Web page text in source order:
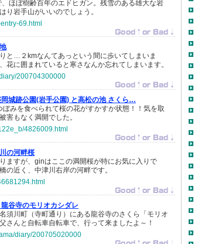
ほぼ樹齢百年のエドヒガン。残雪のある雄大な岩
り岩手山がいいのでしょう。
69.html
と…２kmなんてあっという間に歩いてしまいま
花に囲まれていると寒さなんか忘れてしまいます。
200704300000
岡城跡公園(岩手公園) と高松の池 さくら…
みを食べられて桜の花がすかすか状態！！気を取
害もなく満開でした。
4826009.html
の河畔桜
ますが、ginはここの満開桜が特にお気に入りで
の近く、中津川右岸の河畔です。
龍谷寺のモリオカシダレ
須川町（寺町通り）にある龍谷寺のさくら「モリオ
さんと自転車自転車で、行って来ましたよ～！
diary/200705020000